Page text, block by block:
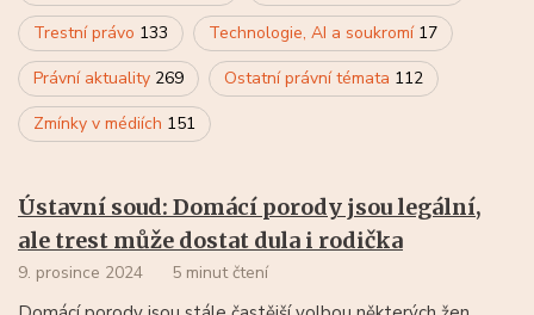
Trestní právo 133 Technologie, AI a soukromí 17
Právní aktuality 269 Ostatní právní témata 112
Zmínky v médiích 151
Ústavní soud: Domácí porody jsou legální,
ale trest může dostat dula i rodička
9. prosince 2024 5 minut čtení